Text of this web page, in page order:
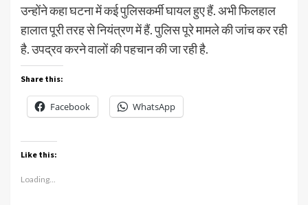
उन्होंने कहा घटना में कई पुलिसकर्मी घायल हुए हैं. अभी फिलहाल
हालात पूरी तरह से नियंत्रण में हैं. पुलिस पूरे मामले की जांच कर रही
है. उपद्रव करने वालों की पहचान की जा रही है.
Share this:
Facebook WhatsApp
Like this:
Loading...